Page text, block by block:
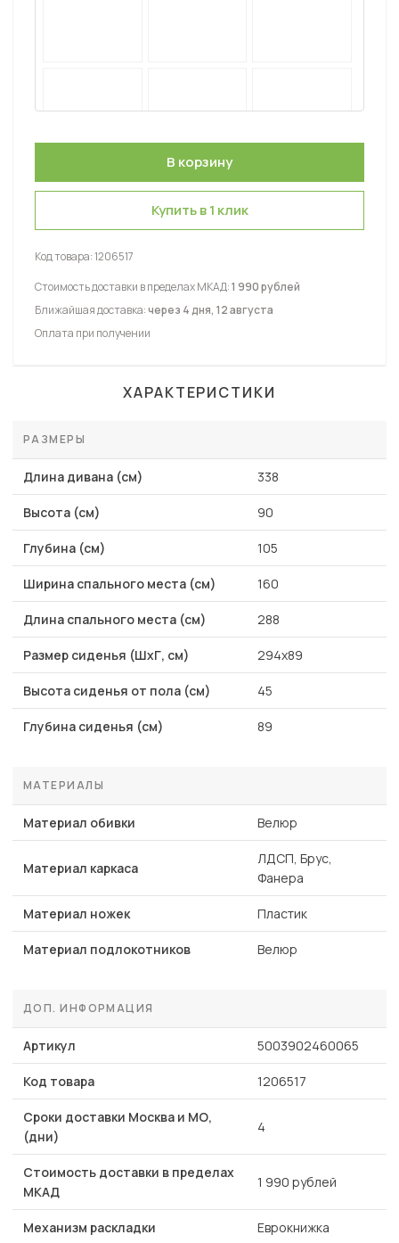
Купить в 1 клик
Код товара:1206517
Стоимость доставки в пределах МКАД:1 990 рублей
Ближайшая доставка:через 4 дня, 12 августа
Оплата при получении
ХАРАКТЕРИСТИКИ
РАЗМЕРЫ
Длина дивана (см) 338
Высота (см) 90
Глубина (см) 105
Ширина спального места (см) 160
Длина спального места (см) 288
Размер сиденья (ШхГ, см) 294x89
Высота сиденья от пола (см) 45
Глубина сиденья (см) 89
МАТЕРИАЛЫ
Материал обивки Велюр
Материал каркаса
ЛДСП, Брус,
Фанера
Материал ножек Пластик
Материал подлокотников Велюр
ДОП. ИНФОРМАЦИЯ
Артикул 5003902460065
Код товара 1206517
Сроки доставки Москва и МО,
(дни)
4
Стоимость доставки в пределах
МКАД
1 990 рублей
Механизм раскладки Еврокнижка